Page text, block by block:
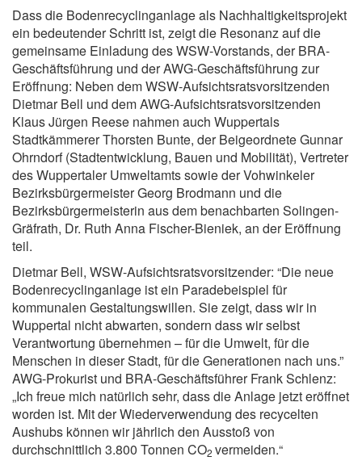
Dass die Bodenrecyclinganlage als Nachhaltigkeitsprojekt
ein bedeutender Schritt ist, zeigt die Resonanz auf die
gemeinsame Einladung des WSW-Vorstands, der BRA-
Geschäftsführung und der AWG-Geschäftsführung zur
Eröffnung: Neben dem WSW-Aufsichtsratsvorsitzenden
Dietmar Bell und dem AWG-Aufsichtsratsvorsitzenden
Klaus Jürgen Reese nahmen auch Wuppertals
Stadtkämmerer Thorsten Bunte, der Beigeordnete Gunnar
Ohrndorf (Stadtentwicklung, Bauen und Mobilität), Vertreter
des Wuppertaler Umweltamts sowie der Vohwinkeler
Bezirksbürgermeister Georg Brodmann und die
Bezirksbürgermeisterin aus dem benachbarten Solingen-
Gräfrath, Dr. Ruth Anna Fischer-Bieniek, an der Eröffnung
teil.
Dietmar Bell, WSW-Aufsichtsratsvorsitzender: “Die neue
Bodenrecyclinganlage ist ein Paradebeispiel für
kommunalen Gestaltungswillen. Sie zeigt, dass wir in
Wuppertal nicht abwarten, sondern dass wir selbst
Verantwortung übernehmen – für die Umwelt, für die
Menschen in dieser Stadt, für die Generationen nach uns.”
AWG-Prokurist und BRA-Geschäftsführer Frank Schlenz:
„Ich freue mich natürlich sehr, dass die Anlage jetzt eröffnet
worden ist. Mit der Wiederverwendung des recycelten
Aushubs können wir jährlich den Ausstoß von
durchschnittlich 3.800 Tonnen CO2 vermeiden.“